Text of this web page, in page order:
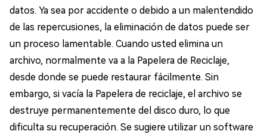
datos. Ya sea por accidente o debido a un malentendido
de las repercusiones, la eliminación de datos puede ser
un proceso lamentable. Cuando usted elimina un
archivo, normalmente va a la Papelera de Reciclaje,
desde donde se puede restaurar fácilmente. Sin
embargo, si vacía la Papelera de reciclaje, el archivo se
destruye permanentemente del disco duro, lo que
dificulta su recuperación. Se sugiere utilizar un software